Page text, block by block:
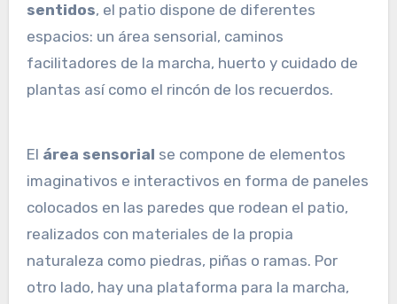
sentidos, el patio dispone de diferentes
espacios: un área sensorial, caminos
facilitadores de la marcha, huerto y cuidado de
plantas así como el rincón de los recuerdos.
El área sensorial se compone de elementos
imaginativos e interactivos en forma de paneles
colocados en las paredes que rodean el patio,
realizados con materiales de la propia
naturaleza como piedras, piñas o ramas. Por
otro lado, hay una plataforma para la marcha,